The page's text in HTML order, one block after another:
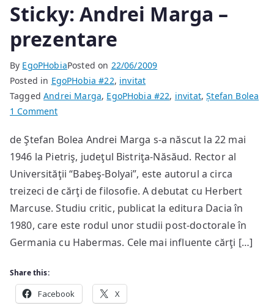
Sticky: Andrei Marga –
prezentare
By EgoPHobiaPosted on 22/06/2009
Posted in EgoPHobia #22, invitat
TaggedAndrei Marga, EgoPHobia #22, invitat,Ștefan Bolea
1 Commenton
Andrei
Marga
–
prezentare
de Ştefan Bolea Andrei Marga s-a născut la 22 mai
1946 la Pietriş, judeţul Bistriţa-Năsăud. Rector al
Universităţii “Babeş-Bolyai”, este autorul a circa
treizeci de cărţi de filosofie. A debutat cu Herbert
Marcuse. Studiu critic, publicat la editura Dacia în
1980, care este rodul unor studii post-doctorale în
Germania cu Habermas. Cele mai influente cărţi […]
Share this:
Facebook X